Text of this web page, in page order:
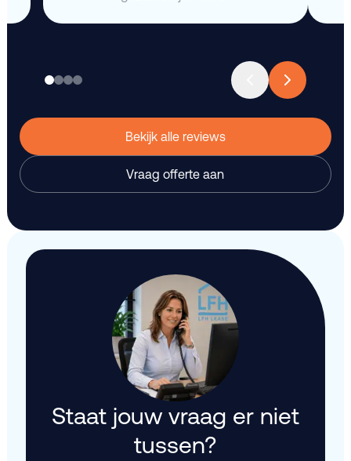
Bekijk alle reviews
Vraag offerte aan
Staat jouw vraag er niet
tussen?